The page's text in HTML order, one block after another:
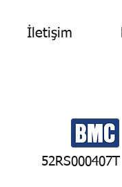
İletişim
52RS000407T